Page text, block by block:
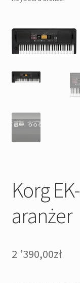
Pozostałe
Kontakt
Korg
aranżer
2 '390,00zł